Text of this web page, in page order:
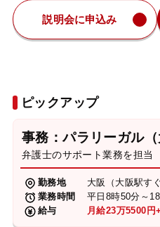
説明会に申込み
ピックアップ
事務：パラリーガル（
弁護士のサポート業務を担当
勤務地
大阪（大阪駅すぐ
業務時間
平日8時50分～
給与
月給23万5500円